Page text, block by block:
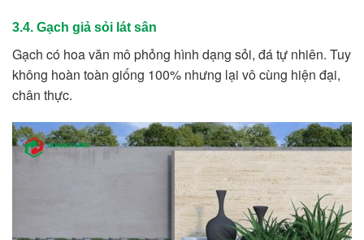
3.4. Gạch giả sỏi lát sân
Gạch có hoa văn mô phỏng hình dạng sỏi, đá tự nhiên. Tuy
không hoàn toàn giống 100% nhưng lại vô cùng hiện đại,
chân thực.